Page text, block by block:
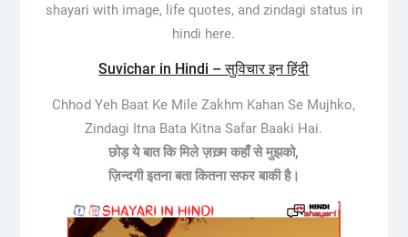
shayari with image, life quotes, and zindagi status in
hindi here.
Suvichar in Hindi – सुविचार इन हिंदी
Chhod Yeh Baat Ke Mile Zakhm Kahan Se Mujhko,
Zindagi Itna Bata Kitna Safar Baaki Hai.
छोड़ ये बात कि मिले ज़ख़्म कहाँ से मुझको,
ज़िन्दगी इतना बता कितना सफर बाकी है।